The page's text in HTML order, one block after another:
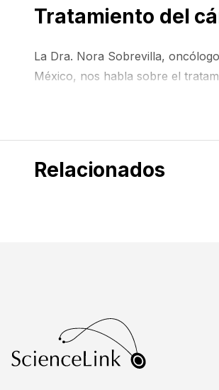
Tratamiento del
La Dra. Nora Sobrevilla,
México, nos habla sobre el
Relacionados